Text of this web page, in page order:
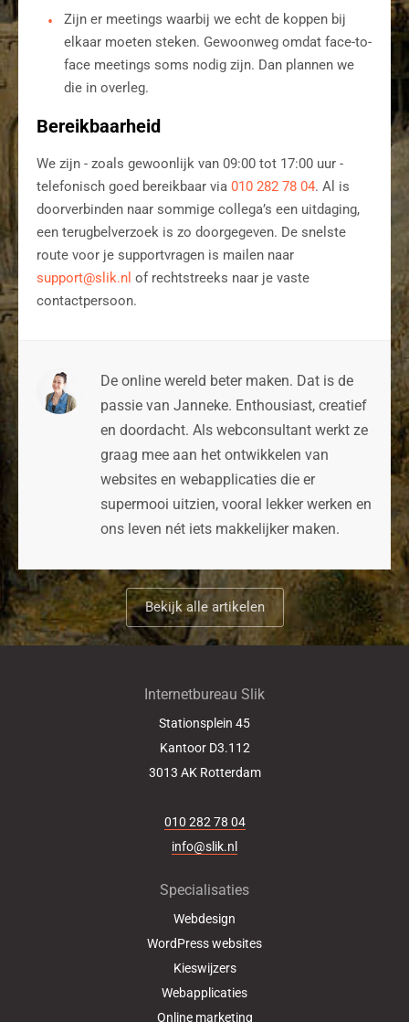
Zijn er meetings waarbij we echt de koppen bij
elkaar moeten steken. Gewoonweg omdat face-to-
face meetings soms nodig zijn. Dan plannen we
die in overleg.
Bereikbaarheid
We zijn - zoals gewoonlijk van 09:00 tot 17:00 uur -
telefonisch goed bereikbaar via 010 282 78 04. Al is
doorverbinden naar sommige collega’s een uitdaging,
een terugbelverzoek is zo doorgegeven. De snelste
route voor je supportvragen is mailen naar
support@slik.nl of rechtstreeks naar je vaste
contactpersoon.
De online wereld beter maken. Dat is de
passie van Janneke. Enthousiast, creatief
en doordacht. Als webconsultant werkt ze
graag mee aan het ontwikkelen van
websites en webapplicaties die er
supermooi uitzien, vooral lekker werken en
ons leven nét iets makkelijker maken.
Bekijk alle artikelen
Internetbureau Slik
Stationsplein 45
Kantoor D3.112
3013 AK Rotterdam
010 282 78 04
info@slik.nl
Specialisaties
Webdesign
WordPress websites
Kieswijzers
Webapplicaties
Online marketing